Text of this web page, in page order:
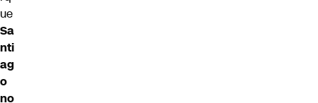
ue
Sa
nti
ag
o
no